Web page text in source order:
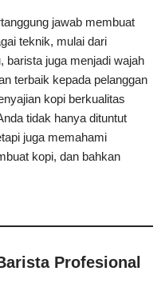
jawab membuat
teknik, mulai dari
barista juga menjadi wajah
terbaik kepada pelanggan
kopi berkualitas
tidak hanya dituntut
juga memahami
kopi, dan bahkan
Profesional